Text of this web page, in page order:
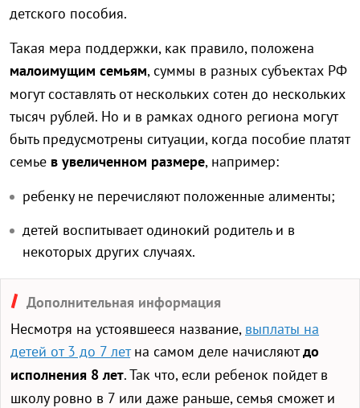
детского пособия.
Такая мера поддержки, как правило, положена
малоимущим семьям, суммы в разных субъектах РФ
могут составлять от нескольких сотен до нескольких
тысяч рублей. Но и в рамках одного региона могут
быть предусмотрены ситуации, когда пособие платят
семье в увеличенном размере, например:
ребенку не перечисляют положенные алименты;
детей воспитывает одинокий родитель и в
некоторых других случаях.
Дополнительная информация
Несмотря на устоявшееся название, выплаты на
детей от 3 до 7 летна самом деле начисляютдо
исполнения 8 лет. Так что, если ребенок пойдет в
школу ровно в 7 или даже раньше, семья сможет и